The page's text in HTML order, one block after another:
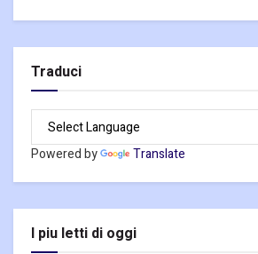
Traduci
Powered by Translate
I piu letti di oggi